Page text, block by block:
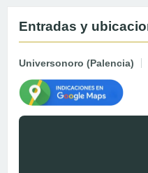
Entradas y
Universonoro (Palencia)